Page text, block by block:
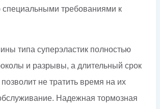
специальными требованиями к
типа суперэластик полностью
и разрывы, а длительный срок
не тратить время на их
Надежная тормозная